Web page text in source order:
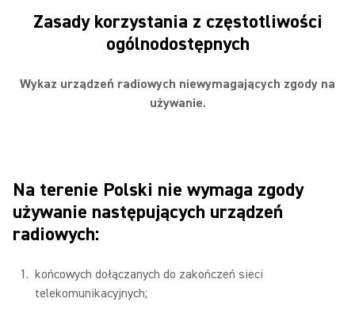
Zasady korzystania z częstotliwości
ogólnodostępnych
Wykaz urządzeń radiowych niewymagających zgody na
używanie.
Na terenie Polski nie wymaga zgody
używanie następujących urządzeń
radiowych:
końcowych dołączanych do zakończeń sieci
telekomunikacyjnych;